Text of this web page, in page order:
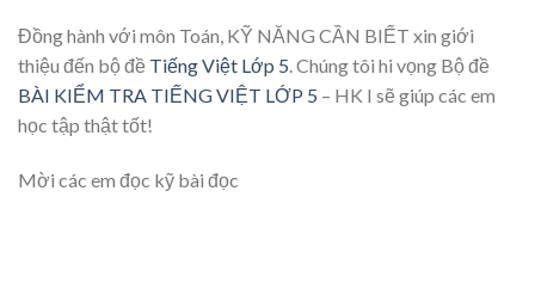
Đồng hành với môn Toán, KỸ NĂNG CẦN BIẾT xin giới
thiệu đến bộ đề Tiếng Việt Lớp 5. Chúng tôi hi vọng Bộ đề
BÀI KIỂM TRA TIẾNG VIỆT LỚP 5 – HK I sẽ giúp các em
học tập thật tốt!
Mời các em đọc kỹ bài đọc